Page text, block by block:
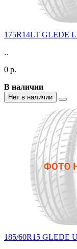
175R14LT GLEDE
..
0 р.
В наличии
Нет в наличии
185/60R15 GLEDE